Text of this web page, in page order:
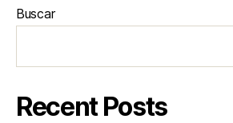
Buscar
Recent Posts